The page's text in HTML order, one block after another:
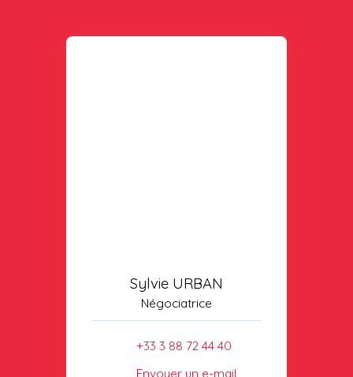
Sylvie URBAN
Négociatrice
+33 3 88 72 44 40
Envoyer un e-mail